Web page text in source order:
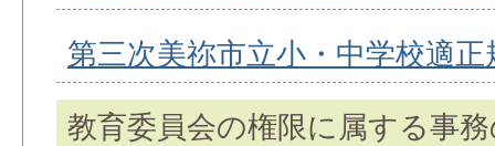
第三次美祢市立小・中学校適
教育委員会の権限に属する事